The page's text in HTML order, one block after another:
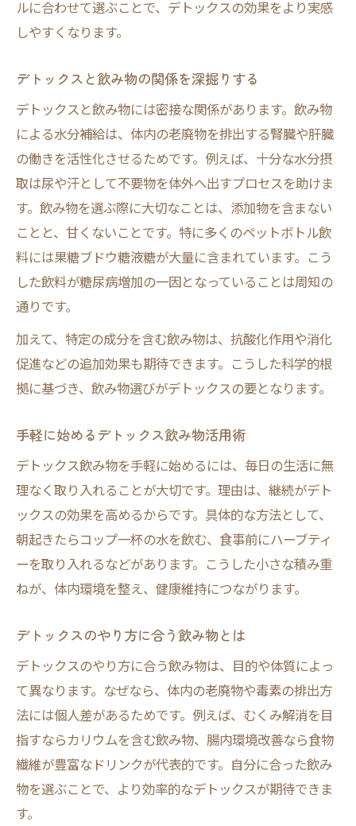
ルに合わせて選ぶことで、デトックスの効果をより実感
しやすくなります。
デトックスと飲み物の関係を深掘りする
デトックスと飲み物には密接な関係があります。飲み物
による水分補給は、体内の老廃物を排出する腎臓や肝臓
の働きを活性化させるためです。例えば、十分な水分摂
取は尿や汗として不要物を体外へ出すプロセスを助けま
す。飲み物を選ぶ際に大切なことは、添加物を含まない
ことと、甘くないことです。特に多くのペットボトル飲
料には果糖ブドウ糖液糖が大量に含まれています。こう
した飲料が糖尿病増加の一因となっていることは周知の
通りです。
加えて、特定の成分を含む飲み物は、抗酸化作用や消化
促進などの追加効果も期待できます。こうした科学的根
拠に基づき、飲み物選びがデトックスの要となります。
手軽に始めるデトックス飲み物活用術
デトックス飲み物を手軽に始めるには、毎日の生活に無
理なく取り入れることが大切です。理由は、継続がデト
ックスの効果を高めるからです。具体的な方法として、
朝起きたらコップ一杯の水を飲む、食事前にハーブティ
ーを取り入れるなどがあります。こうした小さな積み重
ねが、体内環境を整え、健康維持につながります。
デトックスのやり方に合う飲み物とは
デトックスのやり方に合う飲み物は、目的や体質によっ
て異なります。なぜなら、体内の老廃物や毒素の排出方
法には個人差があるためです。例えば、むくみ解消を目
指すならカリウムを含む飲み物、腸内環境改善なら食物
繊維が豊富なドリンクが代表的です。自分に合った飲み
物を選ぶことで、より効率的なデトックスが期待できま
す。